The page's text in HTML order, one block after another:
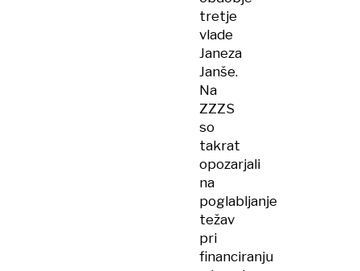
tretje
vlade
Janeza
Janše.
Na
ZZZS
so
takrat
opozarjali
na
poglabljanje
težav
pri
financiranju